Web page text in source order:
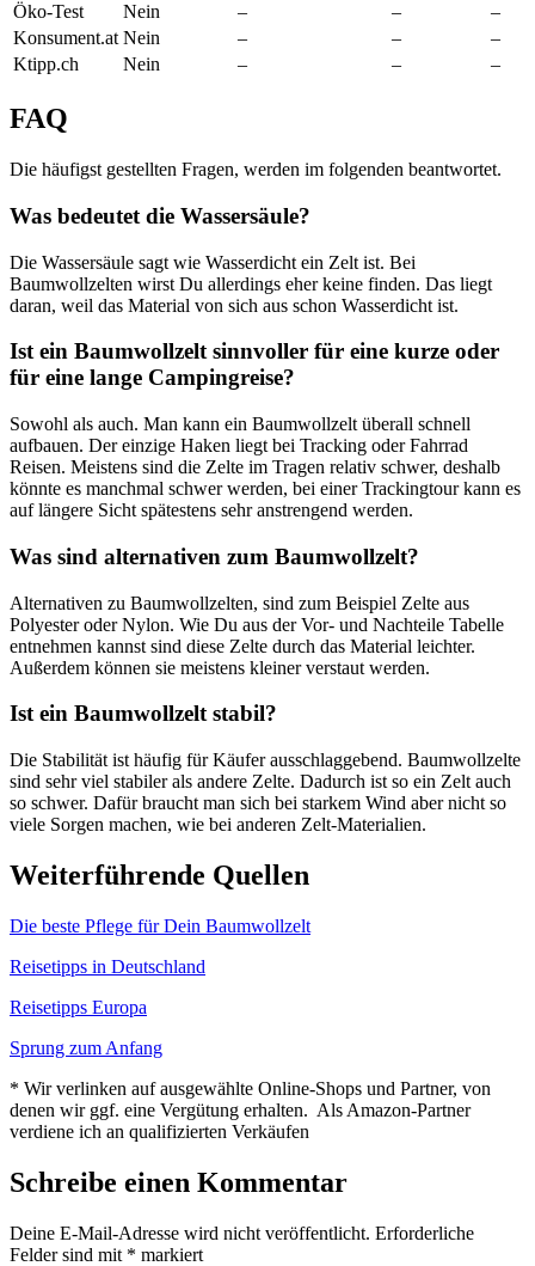
Öko-Test
Nein – –
–
Konsument.at Nein – –
–
Ktipp.ch
Nein – – –
FAQ
Die häufigst gestellten Fragen, werden im folgenden beantwortet.
Was bedeutet die Wassersäule?
Die Wassersäule sagt wie Wasserdicht ein Zelt ist. Bei
Baumwollzelten wirst Du allerdings eher keine finden. Das liegt
daran, weil das Material von sich aus schon Wasserdicht ist.
Ist ein Baumwollzelt sinnvoller für eine kurze oder
für eine lange Campingreise?
Sowohl als auch. Man kann ein Baumwollzelt überall schnell
aufbauen. Der einzige Haken liegt bei Tracking oder Fahrrad
Reisen. Meistens sind die Zelte im Tragen relativ schwer, deshalb
könnte es manchmal schwer werden, bei einer Trackingtour kann es
auf längere Sicht spätestens sehr anstrengend werden.
Was sind alternativen zum Baumwollzelt?
Alternativen zu Baumwollzelten, sind zum Beispiel Zelte aus
Polyester oder Nylon. Wie Du aus der Vor- und Nachteile Tabelle
entnehmen kannst sind diese Zelte durch das Material leichter.
Außerdem können sie meistens kleiner verstaut werden.
Ist ein Baumwollzelt stabil?
Die Stabilität ist häufig für Käufer ausschlaggebend. Baumwollzelte
sind sehr viel stabiler als andere Zelte. Dadurch ist so ein Zelt auch
so schwer. Dafür braucht man sich bei starkem Wind aber nicht so
viele Sorgen machen, wie bei anderen Zelt-Materialien.
Weiterführende Quellen
Die beste Pflege für Dein Baumwollzelt
Reisetipps in Deutschland
Reisetipps Europa
Sprung zum Anfang
* Wir verlinken auf ausgewählte Online-Shops und Partner, von
denen wir ggf. eine Vergütung erhalten. Als Amazon-Partner
verdiene ich an qualifizierten Verkäufen
Schreibe einen Kommentar
Deine E-Mail-Adresse wird nicht veröffentlicht. Erforderliche
Felder sind mit * markiert